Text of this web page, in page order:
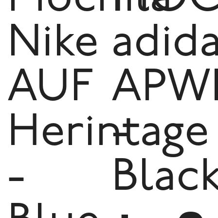
Nike
AUF
Herintage
-
-